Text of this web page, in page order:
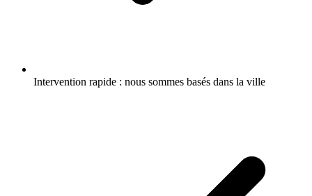
Intervention rapide : nous sommes basés dans la ville